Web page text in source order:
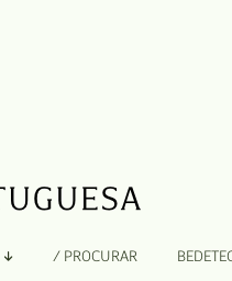
/ PROCURAR